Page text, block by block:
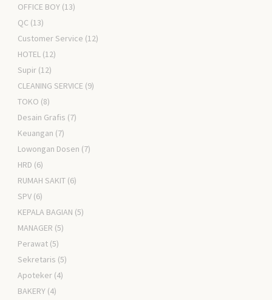
OFFICE BOY (13)
QC (13)
Customer Service (12)
HOTEL (12)
Supir (12)
CLEANING SERVICE (9)
TOKO (8)
Desain Grafis (7)
Keuangan (7)
Lowongan Dosen (7)
HRD (6)
RUMAH SAKIT (6)
SPV (6)
KEPALA BAGIAN (5)
MANAGER (5)
Perawat (5)
Sekretaris (5)
Apoteker (4)
BAKERY (4)